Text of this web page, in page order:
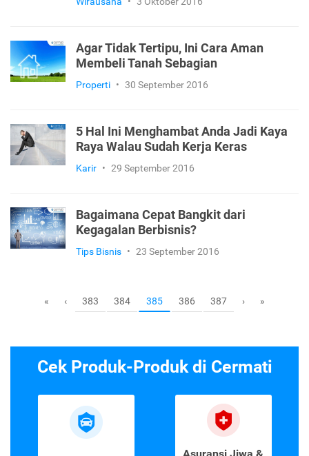
Agar Tidak Tertipu, Ini Cara Aman
Membeli Tanah Sebagian
Properti • 30 September 2016
5 Hal Ini Menghambat Anda Jadi Kaya
Raya Walau Sudah Kerja Keras
Karir • 29 September 2016
Bagaimana Cepat Bangkit dari
Kegagalan Berbisnis?
Tips Bisnis • 23 September 2016
« ‹ 383 384 385 386 387 › »
Cek Produk-Produk di Cermati